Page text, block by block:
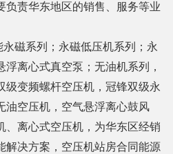
负责华东地区的销售、服务等业
磁系列；永磁低压机系列；永
离心式真空泵；无油机系列，
级变频螺杆空压机，冠锋双级永
油空压机，空气悬浮离心鼓风
、离心式空压机，为华东区经销
解决方案，空压机站房合同能源